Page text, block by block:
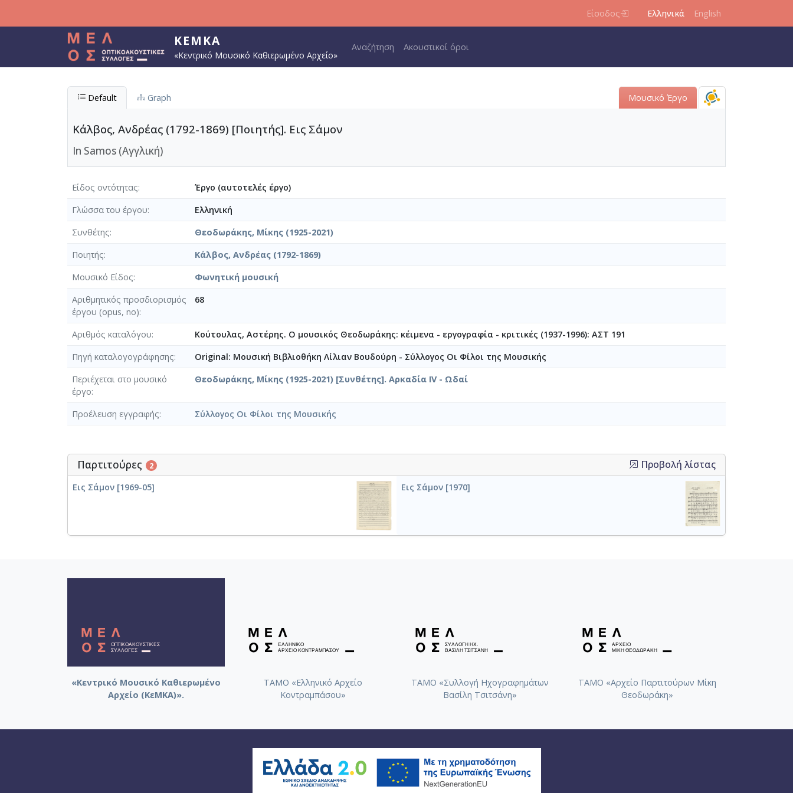
Είσοδος Ελληνικά English
ΚΕΜΚΑ
«Κεντρικό Μουσικό Καθιερωμένο Αρχείο»
Main navigation
Αναζήτηση Ακουστικοί όροι
Default Graph Μουσικό Έργο
Κάλβος, Ανδρέας (1792-1869) [Ποιητής]. Εις Σάμον
In Samos (Αγγλική)
Είδος οντότητας
Έργο (αυτοτελές έργο)
Γλώσσα του έργου
Ελληνική
Συνθέτης
Θεοδωράκης, Μίκης (1925-2021)
Ποιητής
Κάλβος, Ανδρέας (1792-1869)
Μουσικό Είδος
Φωνητική μουσική
Αριθμητικός προσδιορισμός
έργου (opus, no)
68
Αριθμός καταλόγου
Κούτουλας, Αστέρης. Ο μουσικός Θεοδωράκης: κέιμενα - εργογραφία - κριτικές (1937-1996): ΑΣΤ 191
Πηγή καταλογογράφησης
Original: Μουσική Βιβλιοθήκη Λίλιαν Βουδούρη - Σύλλογος Οι Φίλοι της Μουσικής
Περιέχεται στο μουσικό
έργο
Θεοδωράκης, Μίκης (1925-2021) [Συνθέτης]. Αρκαδία IV - Ωδαί
Προέλευση εγγραφής Σύλλογος Οι Φίλοι της Μουσικής
Παρτιτούρες 2 Προβολή λίστας
Εις Σάμον [1969-05] Εις Σάμον [1970]
«Κεντρικό Μουσικό Καθιερωμένο
Αρχείο (ΚεΜΚΑ)».
ΤΑΜΟ «Ελληνικό Αρχείο
Κοντραμπάσου»
ΤΑΜΟ «Συλλογή Ηχογραφημάτων
Βασίλη Τσιτσάνη»
ΤΑΜΟ «Αρχείο Παρτιτούρων Μίκη
Θεοδωράκη»